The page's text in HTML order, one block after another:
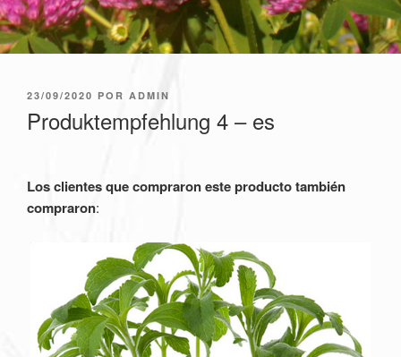
PUBLICADO
23/09/2020 POR ADMIN
Produktempfehlung 4 – es
Los clientes que compraron este producto también
compraron: